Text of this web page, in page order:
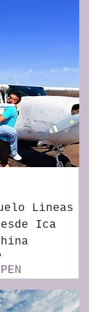
Lineas
Ica